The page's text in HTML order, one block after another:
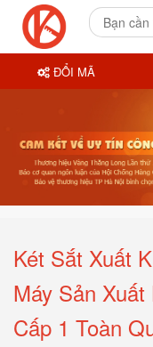
Két Sắt Xuất
Máy Sản
Cấp 1 Toàn
ĐỔI MÃ